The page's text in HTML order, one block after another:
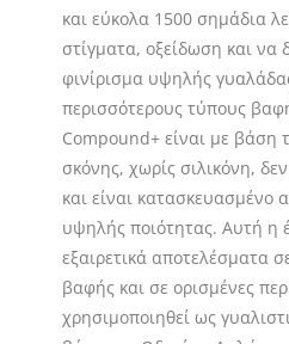
και εύκολα 1500 σημάδια
στίγματα, οξείδωση και να
φινίρισμα υψηλής
περισσότερους τύπους
Compound+ είναι με βάση
σκόνης, χωρίς σιλικόνη,
και είναι κατασκευασμένο
υψηλής ποιότητας. Αυτή η
εξαιρετικά αποτελέσματα
βαφής και σε ορισμένες
χρησιμοποιηθεί ως